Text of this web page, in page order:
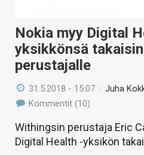
Nokia myy Digital
yksikkönsä
perustajalle
31.5.2018 - 15:07 /Juha
Kommentit (10)
Withingsin perustaja Eric
Digital Health -yksikön